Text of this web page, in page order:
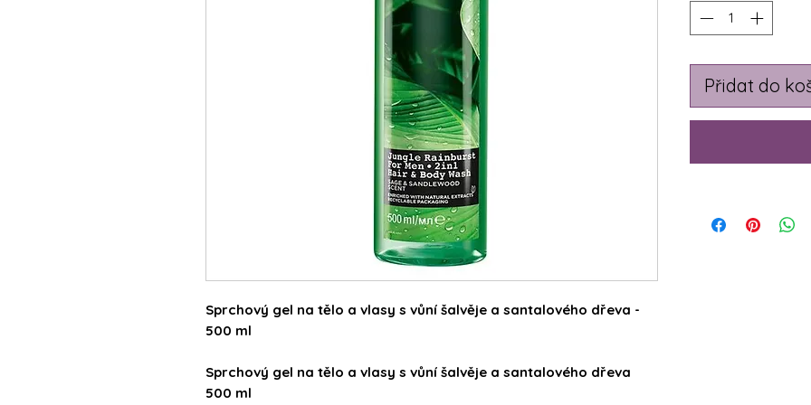
Sprchový gel na tělo a vlasy s vůní šalvěje a santalového dřeva -
500 ml
Sprchový gel na tělo a vlasy s vůní šalvěje a santalového dřeva
500 ml
Přidat do